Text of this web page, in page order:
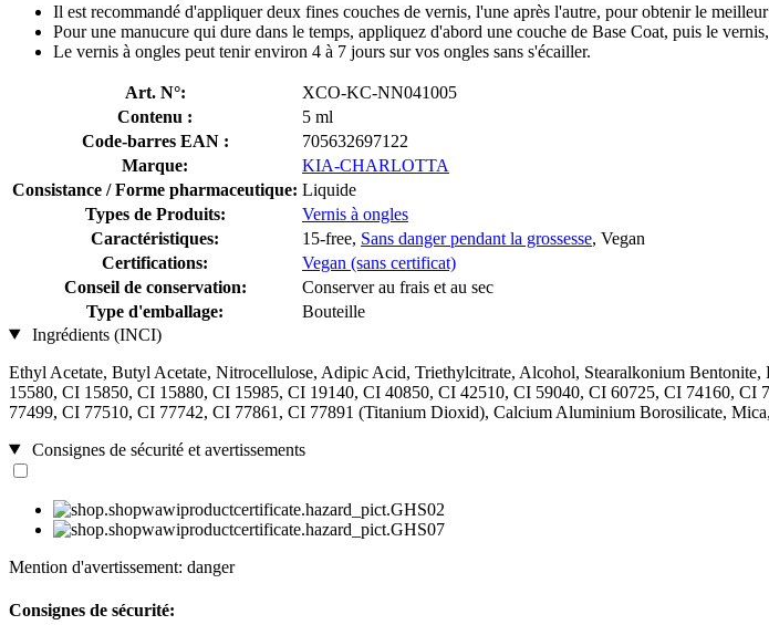
Il est recommandé d'appliquer deux fines couches de vernis, l'une après l'autre, pour obtenir le
Pour une manucure qui dure dans le temps, appliquez d'abord une couche de Base Coat, puis le
Le vernis à ongles peut tenir environ 4 à 7 jours sur vos ongles sans s'écailler.
Art. N°:
XCO-KC-NN041005
Contenu :
5 ml
Code-barres EAN :
705632697122
Marque:
KIA-CHARLOTTA
Consistance / Forme pharmaceutique: Liquide
Types de Produits:
Vernis à ongles
Caractéristiques:
15-free, Sans danger pendant la grossesse, Vegan
Certifications:
Vegan (sans certificat)
Conseil de conservation:
Conserver au frais et au sec
Type d'emballage:
Bouteille
Ingrédients (INCI)
Ethyl Acetate, Butyl Acetate, Nitrocellulose, Adipic Acid, Triethylcitrate, Alcohol, Stearalkonium
15580, CI 15850, CI 15880, CI 15985, CI 19140, CI 40850, CI 42510, CI 59040, CI 60725, CI 74160,
77499, CI 77510, CI 77742, CI 77861, CI 77891 (Titanium Dioxid), Calcium Aluminium Borosilicate,
Consignes de sécurité et avertissements
Mention d'avertissement: danger
Consignes de sécurité: